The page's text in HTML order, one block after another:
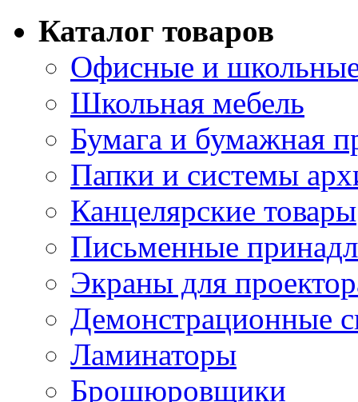
Каталог товаров
Офисные и
Школьная мебель
Бумага и бумажная
Папки и системы
Канцелярские товары
Письменные
Экраны для
Демонстрационные
Ламинаторы
Брошюровщики